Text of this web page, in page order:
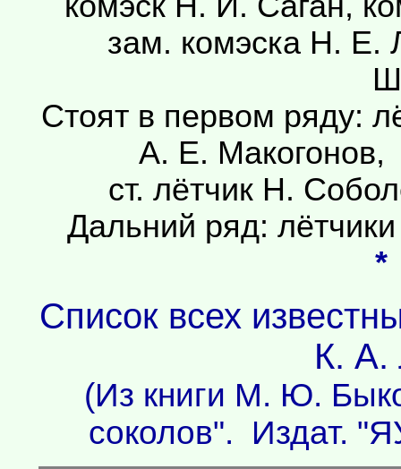
зам. комэска Н. Е.
Стоят в первом ряду:
А. Е. Макогонов,
ст. лётчик Н.
Дальний ряд:
Список всех
К. А.
(Из книги М. Ю.
соколов". Издат.